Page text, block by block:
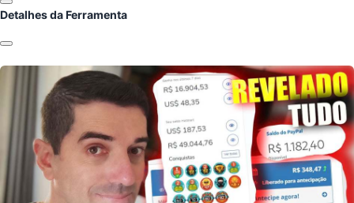
Próximo
Detalhes da Ferramenta